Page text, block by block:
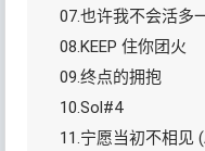
07.也许我不会活多
08.KEEP 住你团火
09.终点的拥抱
10.Sol#4
11.宁愿当初不相见